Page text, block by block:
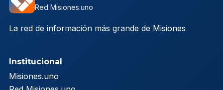
Red Misiones.uno
La red de información más grande de Misiones
Institucional
Misiones.uno